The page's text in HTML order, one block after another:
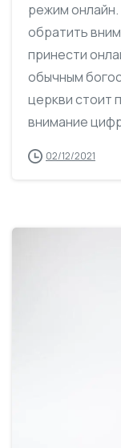
режим
обратить
принести
обычным
церкви стоит
внимание
02/12/2021